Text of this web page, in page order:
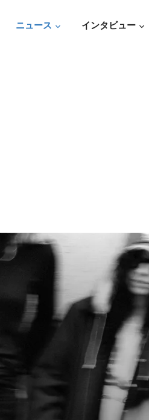
ニュース インタビュー